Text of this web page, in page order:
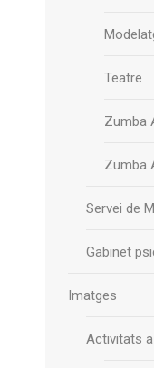
Teatre
Zumba
Zumba
Servei de
Gabinet
Imatges
Activitats a